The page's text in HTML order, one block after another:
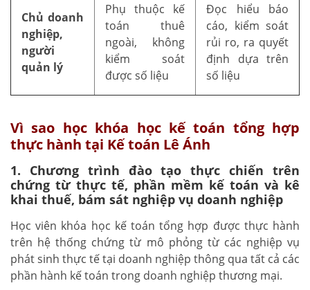
Chủ doanh
nghiệp,
người
quản lý
Phụ thuộc kế
toán thuê
ngoài, không
kiểm soát
được số liệu
Đọc hiểu báo
cáo, kiểm soát
rủi ro, ra quyết
định dựa trên
số liệu
Vì sao học khóa học kế toán tổng hợp
thực hành tại Kế toán Lê Ánh
1. Chương trình đào tạo thực chiến trên
chứng từ thực tế, phần mềm kế toán và kê
khai thuế, bám sát nghiệp vụ doanh nghiệp
Học viên khóa học kế toán tổng hợp được thực hành
trên hệ thống chứng từ mô phỏng từ các nghiệp vụ
phát sinh thực tế tại doanh nghiệp thông qua tất cả các
phần hành kế toán trong doanh nghiệp thương mại.